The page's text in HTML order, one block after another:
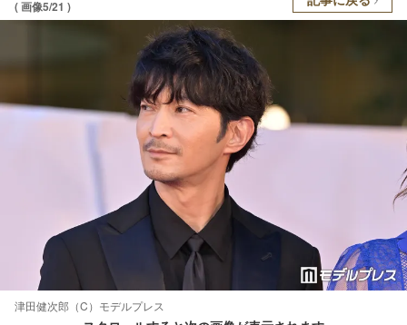
( 画像5/21 )
津田健次郎（C）モデルプレス